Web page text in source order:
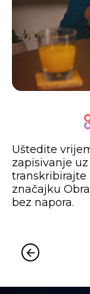
Uštedite
zapisivanje uz
transkribirajte
značajku
bez napora.